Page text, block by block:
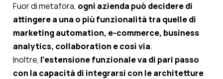
Fuor di metafora, ogni azienda può decidere di
attingere a una o più funzionalità tra quelle di
marketing automation, e-commerce, business
analytics, collaboration e così via.
Inoltre, l’estensione funzionale va di pari passo
con la capacità di integrarsi con le architetture